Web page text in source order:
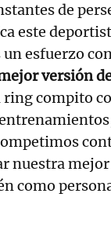
de
este
esfuerzo
versión
ring compito
nuestra
como